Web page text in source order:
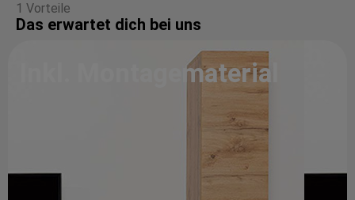
1 Vorteile
Das erwartet dich bei uns
Inkl. Montagematerial